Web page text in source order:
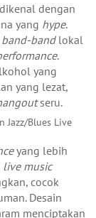
dengan
yang hype.
band-bandlokal
.
yang
yang lezat,
seru.
Jazz/Blues Live
yang lebih
live music
cocok
Desain
menciptakan